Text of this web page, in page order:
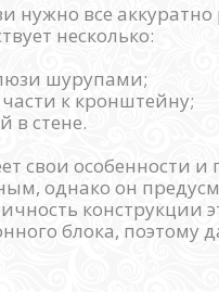
нужно все
несколько:
шурупами;
к кронштейну;
в стене.
свои особенности
однако он
конструкции
блока,